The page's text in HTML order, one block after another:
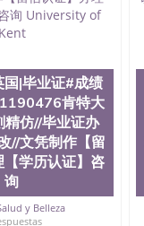
国|毕业证#成绩
肯特大
精仿//毕业证办
//文凭制作【留
学历认证】咨
询
y Belleza